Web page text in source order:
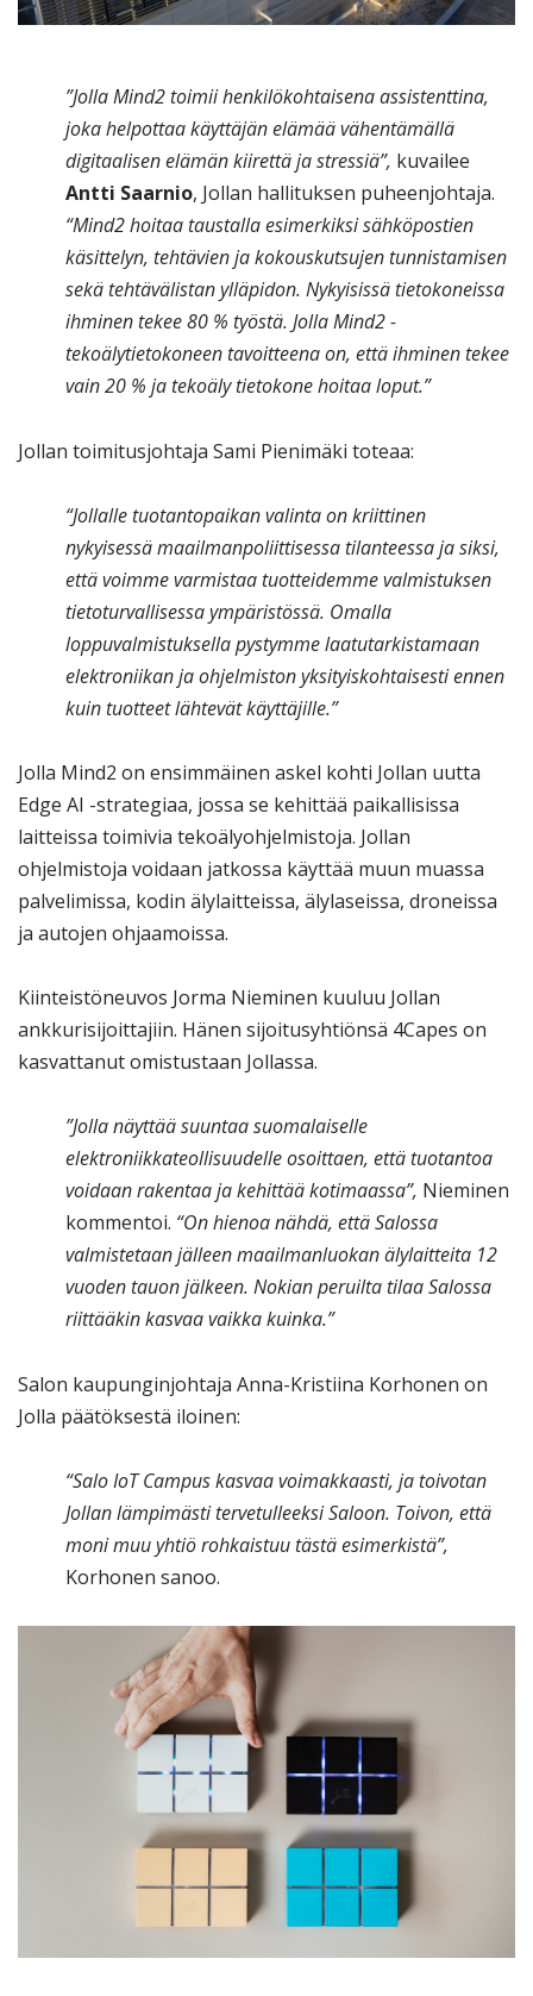
”Jolla Mind2 toimii henkilökohtaisena assistenttina,
joka helpottaa käyttäjän elämää vähentämällä
digitaalisen elämän kiirettä ja stressiä”, kuvailee
Antti Saarnio, Jollan hallituksen puheenjohtaja.
“Mind2 hoitaa taustalla esimerkiksi sähköpostien
käsittelyn, tehtävien ja kokouskutsujen tunnistamisen
sekä tehtävälistan ylläpidon. Nykyisissä tietokoneissa
ihminen tekee 80 % työstä. Jolla Mind2 -
tekoälytietokoneen tavoitteena on, että ihminen tekee
vain 20 % ja tekoäly tietokone hoitaa loput.”
Jollan toimitusjohtaja Sami Pienimäki toteaa:
“Jollalle tuotantopaikan valinta on kriittinen
nykyisessä maailmanpoliittisessa tilanteessa ja siksi,
että voimme varmistaa tuotteidemme valmistuksen
tietoturvallisessa ympäristössä. Omalla
loppuvalmistuksella pystymme laatutarkistamaan
elektroniikan ja ohjelmiston yksityiskohtaisesti ennen
kuin tuotteet lähtevät käyttäjille.”
Jolla Mind2 on ensimmäinen askel kohti Jollan uutta
Edge AI -strategiaa, jossa se kehittää paikallisissa
laitteissa toimivia tekoälyohjelmistoja. Jollan
ohjelmistoja voidaan jatkossa käyttää muun muassa
palvelimissa, kodin älylaitteissa, älylaseissa, droneissa
ja autojen ohjaamoissa.
Kiinteistöneuvos Jorma Nieminen kuuluu Jollan
ankkurisijoittajiin. Hänen sijoitusyhtiönsä 4Capes on
kasvattanut omistustaan Jollassa.
”Jolla näyttää suuntaa suomalaiselle
elektroniikkateollisuudelle osoittaen, että tuotantoa
voidaan rakentaa ja kehittää kotimaassa”, Nieminen
kommentoi. “On hienoa nähdä, että Salossa
valmistetaan jälleen maailmanluokan älylaitteita 12
vuoden tauon jälkeen. Nokian peruilta tilaa Salossa
riittääkin kasvaa vaikka kuinka.”
Salon kaupunginjohtaja Anna-Kristiina Korhonen on
Jolla päätöksestä iloinen:
“Salo IoT Campus kasvaa voimakkaasti, ja toivotan
Jollan lämpimästi tervetulleeksi Saloon. Toivon, että
moni muu yhtiö rohkaistuu tästä esimerkistä”,
Korhonen sanoo.